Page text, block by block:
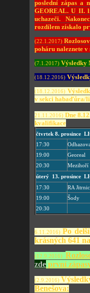
poslední zápas a
GEOREAL. U II.
uchazeči.
rozdílem získalo
(22.1.2017)
poháru naleznete
(7.1.2017) Výsledky
(18.12.2016)
(18.12.2016)
v sekci habaďůra/
21.11.2016) Dne
kvalifikace
čtvrtek 8. prosince
17:30
19:00
Georeal
20:30
Mezihoří
úterý 13. prosince
17:30
RA
19:00
Šody
20:30
6.11.2016) Po
krásných 641
(12.9.2016)
zde první
(2.9.2016)
Benešova: